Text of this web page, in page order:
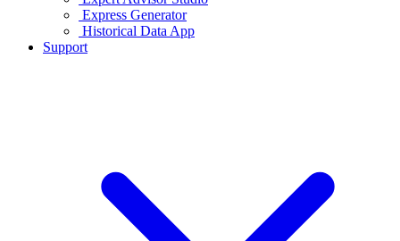
Express Generator
Historical Data App
Support